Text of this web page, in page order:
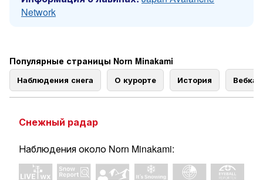
Network
Популярные страницы Norn Minakami
Наблюдения снега О курорте История
Снежный радар
Наблюдения около Norn Minakami: